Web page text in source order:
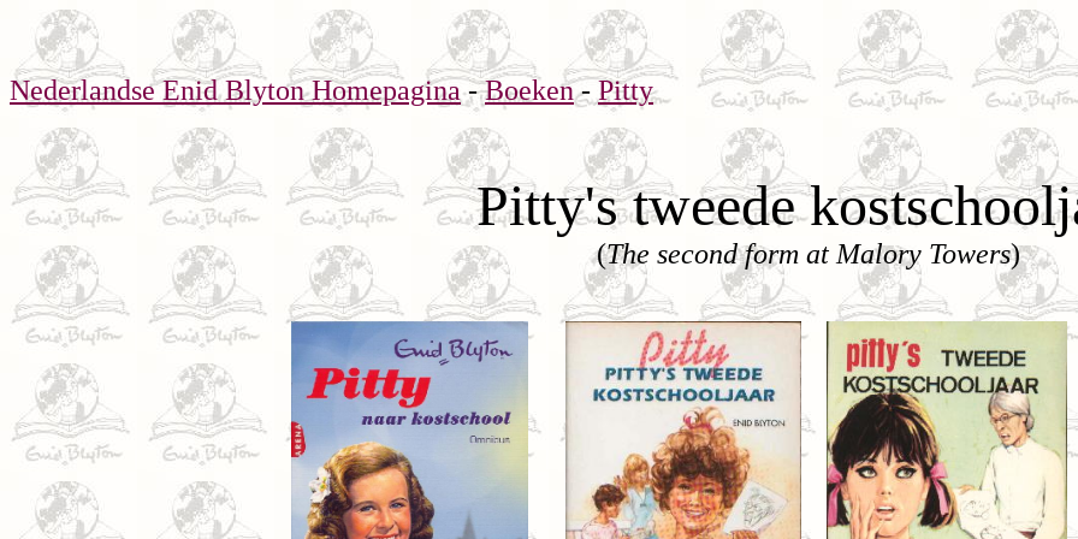
Nederlandse Enid Blyton Homepagina-Boeken-Pitty
Pitty's tweede
(The second form at Malory Towers)